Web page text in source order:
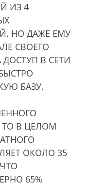
ИЗ 4
НО ДАЖЕ ЕМУ
СВОЕГО
В СЕТИ
БАЗУ.
ТО В ЦЕЛОМ
ОКОЛО 35
65%